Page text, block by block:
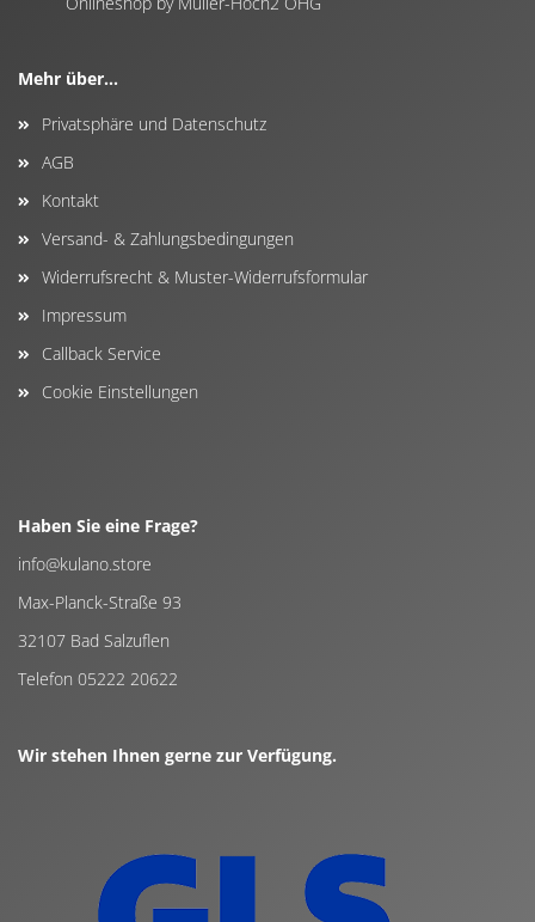
Mehr über...
Privatsphäre und Datenschutz
AGB
Kontakt
Versand- & Zahlungsbedingungen
Widerrufsrecht & Muster-Widerrufsformular
Impressum
Callback Service
Cookie Einstellungen
Haben Sie eine Frage?
info@kulano.store
Max-Planck-Straße 93
32107 Bad Salzuflen
Telefon 05222 20622
Wir stehen Ihnen gerne zur Verfügung.